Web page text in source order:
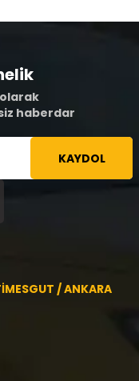
haberdar
KAYDOL
/ ANKARA